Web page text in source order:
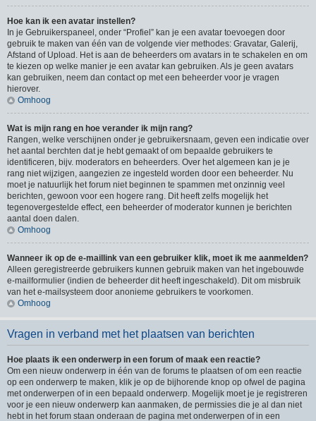
Hoe kan ik een avatar instellen?
In je Gebruikerspaneel, onder “Profiel” kan je een avatar toevoegen door
gebruik te maken van één van de volgende vier methodes: Gravatar, Galerij,
Afstand of Upload. Het is aan de beheerders om avatars in te schakelen en om
te kiezen op welke manier je een avatar kan gebruiken. Als je geen avatars
kan gebruiken, neem dan contact op met een beheerder voor je vragen
hierover.
Omhoog
Wat is mijn rang en hoe verander ik mijn rang?
Rangen, welke verschijnen onder je gebruikersnaam, geven een indicatie over
het aantal berchten dat je hebt gemaakt of om bepaalde gebruikers te
identificeren, bijv. moderators en beheerders. Over het algemeen kan je je
rang niet wijzigen, aangezien ze ingesteld worden door een beheerder. Nu
moet je natuurlijk het forum niet beginnen te spammen met onzinnig veel
berichten, gewoon voor een hogere rang. Dit heeft zelfs mogelijk het
tegenovergestelde effect, een beheerder of moderator kunnen je berichten
aantal doen dalen.
Omhoog
Wanneer ik op de e-maillink van een gebruiker klik, moet ik me aanmelden?
Alleen geregistreerde gebruikers kunnen gebruik maken van het ingebouwde
e-mailformulier (indien de beheerder dit heeft ingeschakeld). Dit om misbruik
van het e-mailsysteem door anonieme gebruikers te voorkomen.
Omhoog
Vragen in verband met het plaatsen van berichten
Hoe plaats ik een onderwerp in een forum of maak een reactie?
Om een nieuw onderwerp in één van de forums te plaatsen of om een reactie
op een onderwerp te maken, klik je op de bijhorende knop op ofwel de pagina
met onderwerpen of in een bepaald onderwerp. Mogelijk moet je je registreren
voor je een nieuw onderwerp kan aanmaken, de permissies die je al dan niet
hebt in het forum staan onderaan de pagina met onderwerpen of in een